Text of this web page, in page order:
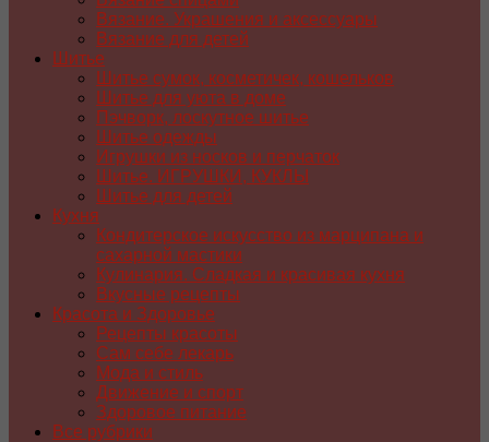
Вязание. Украшения и аксессуары
Вязание для детей
Шитье
Шитье сумок, косметичек, кошельков
Шитье для уюта в доме
Пэчворк, лоскутное шитье
Шитье одежды
Игрушки из носков и перчаток
Шитье. ИГРУШКИ, КУКЛЫ
Шитье для детей
Кухня
Кондитерское искусство из марципана и
сахарной мастики
Кулинария. Сладкая и красивая кухня
Вкусные рецепты
Красота и Здоровье
Рецепты красоты
Сам себе лекарь
Мода и стиль
Движение и спорт
Здоровое питание
Все рубрики